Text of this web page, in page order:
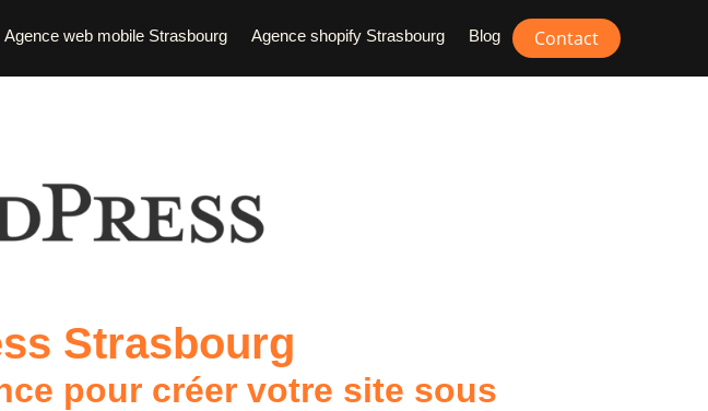
Agence web mobile Strasbourg Agence shopify Strasbourg Blog Contact
Strasbourg
pour créer votre site sous